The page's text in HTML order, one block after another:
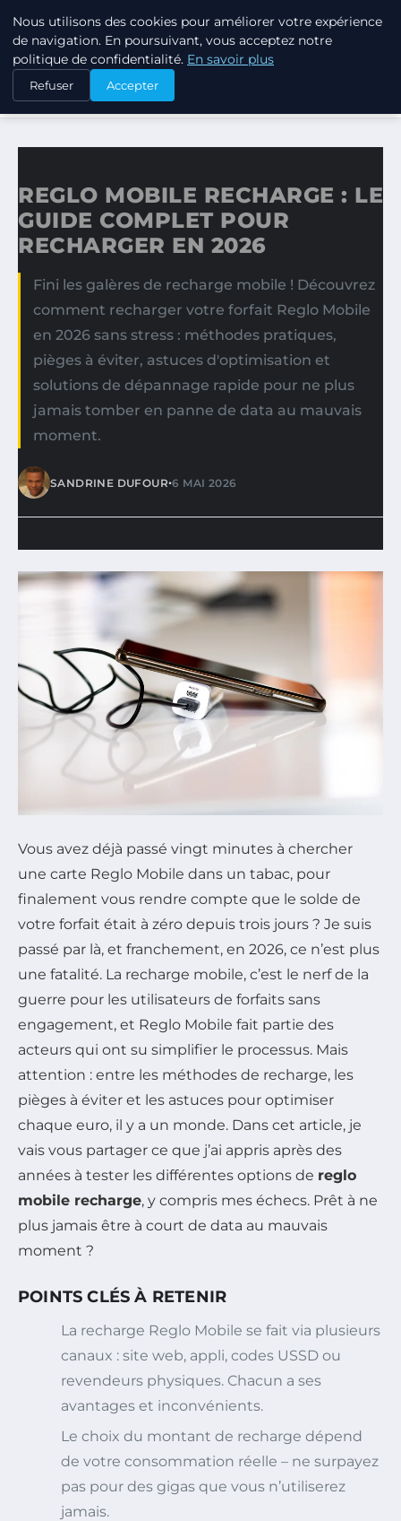
LPO CONSULTING
ACCUEIL
REGLO MOBILE RECHARGE : LE GUIDE COMPLET POUR…
REGLO MOBILE RECHARGE : LE
GUIDE COMPLET POUR
RECHARGER EN 2026
Fini les galères de recharge mobile ! Découvrez
comment recharger votre forfait Reglo Mobile
en 2026 sans stress : méthodes pratiques,
pièges à éviter, astuces d'optimisation et
solutions de dépannage rapide pour ne plus
jamais tomber en panne de data au mauvais
moment.
SANDRINE DUFOUR•6 MAI 2026
Vous avez déjà passé vingt minutes à chercher
une carte Reglo Mobile dans un tabac, pour
finalement vous rendre compte que le solde de
votre forfait était à zéro depuis trois jours ? Je suis
passé par là, et franchement, en 2026, ce n’est plus
une fatalité. La recharge mobile, c’est le nerf de la
guerre pour les utilisateurs de forfaits sans
engagement, et Reglo Mobile fait partie des
acteurs qui ont su simplifier le processus. Mais
attention : entre les méthodes de recharge, les
pièges à éviter et les astuces pour optimiser
chaque euro, il y a un monde. Dans cet article, je
vais vous partager ce que j’ai appris après des
années à tester les différentes options de reglo
mobile recharge, y compris mes échecs. Prêt à ne
plus jamais être à court de data au mauvais
moment ?
POINTS CLÉS À RETENIR
La recharge Reglo Mobile se fait via plusieurs
canaux : site web, appli, codes USSD ou
revendeurs physiques. Chacun a ses
avantages et inconvénients.
Le choix du montant de recharge dépend
de votre consommation réelle – ne surpayez
pas pour des gigas que vous n’utiliserez
jamais.
Nous utilisons des cookies pour améliorer votre expérience
de navigation. En poursuivant, vous acceptez notre
politique de confidentialité. En savoir plus
Refuser Accepter